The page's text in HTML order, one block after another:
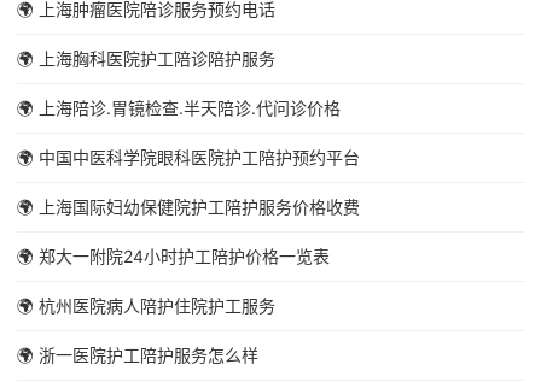
🌍 上海肿瘤医院陪诊服务预约电话
🌍 上海胸科医院护工陪诊陪护服务
🌍 上海陪诊.胃镜检查.半天陪诊.代问诊价格
🌍 中国中医科学院眼科医院护工陪护预约平台
🌍 上海国际妇幼保健院护工陪护服务价格收费
🌍 郑大一附院24小时护工陪护价格一览表
🌍 杭州医院病人陪护住院护工服务
🌍 浙一医院护工陪护服务怎么样